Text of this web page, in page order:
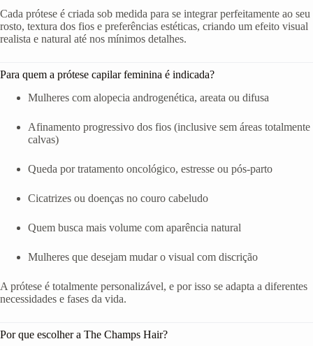
Cada prótese é criada sob medida para se integrar perfeitamente ao seu
rosto, textura dos fios e preferências estéticas, criando um efeito visual
realista e natural até nos mínimos detalhes.
Para quem a prótese capilar feminina é indicada?
Mulheres com alopecia androgenética, areata ou difusa
Afinamento progressivo dos fios (inclusive sem áreas totalmente
calvas)
Queda por tratamento oncológico, estresse ou pós-parto
Cicatrizes ou doenças no couro cabeludo
Quem busca mais volume com aparência natural
Mulheres que desejam mudar o visual com discrição
A prótese é totalmente personalizável, e por isso se adapta a diferentes
necessidades e fases da vida.
Por que escolher a The Champs Hair?